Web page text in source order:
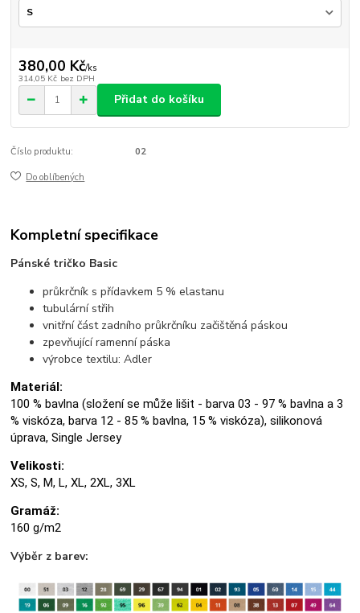
380,00 Kč/ks
314,05 Kč bez DPH
Přidat do košíku
Číslo produktu: 02
Do oblíbených
Kompletní specifikace
Pánské tričko Basic
průkrčník s přídavkem 5 % elastanu
tubulární střih
vnitřní část zadního průkrčníku začištěná páskou
zpevňující ramenní páska
výrobce textilu: Adler
Materiál:
100 % bavlna (složení se může lišit - barva 03 - 97 % bavlna a 3
% viskóza, barva 12 - 85 % bavlna, 15 % viskóza), silikonová
úprava, Single Jersey
Velikosti:
XS, S, M, L, XL, 2XL, 3XL
Gramáž:
160 g/m2
Výběr z barev: